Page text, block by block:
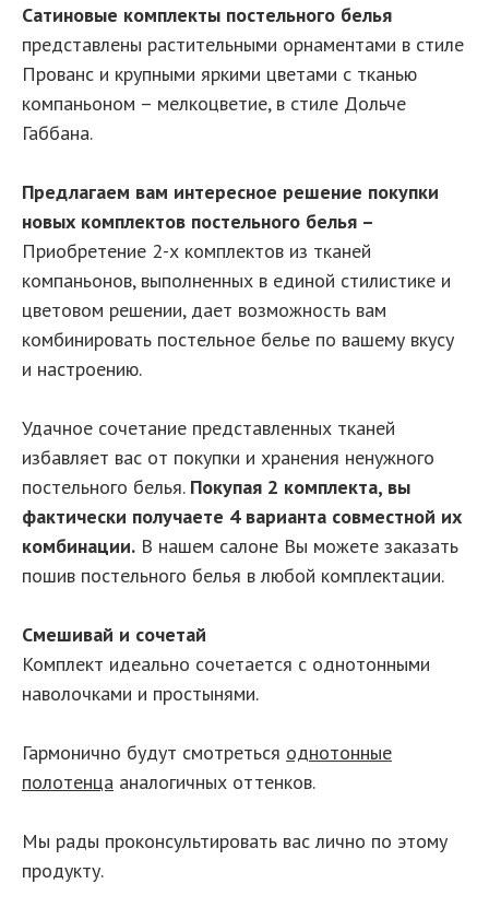
Сатиновые комплекты постельного белья
представлены растительными орнаментами в стиле
Прованс и крупными яркими цветами с тканью
компаньоном – мелкоцветие, в стиле Дольче
Габбана.
Предлагаем вам интересное решение покупки
новых комплектов постельного белья –
Приобретение 2-х комплектов из тканей
компаньонов, выполненных в единой стилистике и
цветовом решении, дает возможность вам
комбинировать постельное белье по вашему вкусу
и настроению.
Удачное сочетание представленных тканей
избавляет вас от покупки и хранения ненужного
постельного белья. Покупая 2 комплекта, вы
фактически получаете 4 варианта совместной их
комбинации. В нашем салоне Вы можете заказать
пошив постельного белья в любой комплектации.
Смешивай и сочетай
Комплект идеально сочетается с однотонными
наволочками и простынями.
Гармонично будут смотреться однотонные
полотенца аналогичных оттенков.
Мы рады проконсультировать вас лично по этому
продукту.